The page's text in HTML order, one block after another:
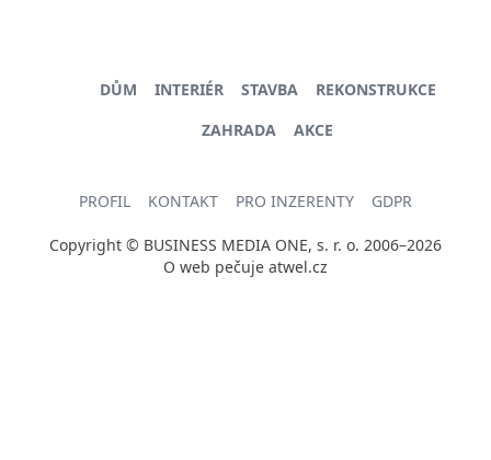
DŮM INTERIÉR STAVBA
REKONSTRUKCE
ZAHRADA
AKCE
PROFIL KONTAKT PRO INZERENTY GDPR
Copyright © BUSINESS MEDIA ONE, s. r. o. 2006–2026